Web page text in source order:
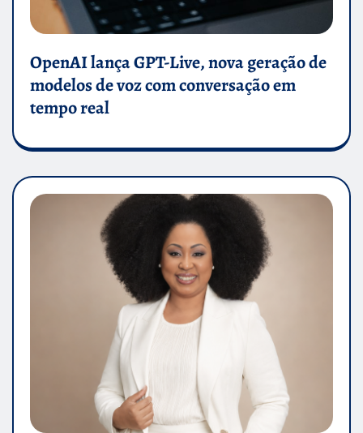
OpenAI lança GPT-Live, nova geração de
modelos de voz com conversação em
tempo real